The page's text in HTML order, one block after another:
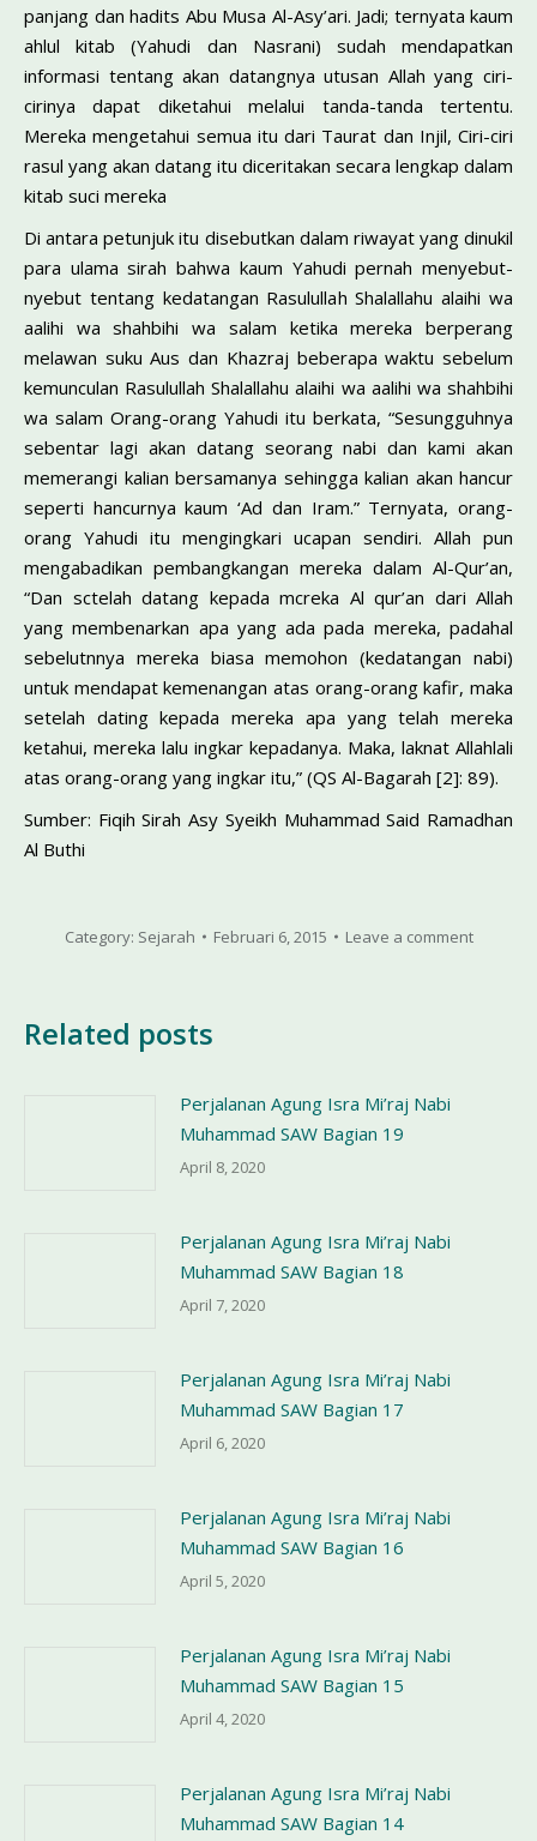
panjang dan hadits Abu Musa Al-Asy’ari. Jadi; ternyata kaum
ahlul kitab (Yahudi dan Nasrani) sudah mendapatkan
informasi tentang akan datangnya utusan Allah yang ciri-
cirinya dapat diketahui melalui tanda-tanda tertentu.
Mereka mengetahui semua itu dari Taurat dan Injil, Ciri-ciri
rasul yang akan datang itu diceritakan secara lengkap dalam
kitab suci mereka
Di antara petunjuk itu disebutkan dalam riwayat yang dinukil
para ulama sirah bahwa kaum Yahudi pernah menyebut-
nyebut tentang kedatangan Rasulullah Shalallahu alaihi wa
aalihi wa shahbihi wa salam ketika mereka berperang
melawan suku Aus dan Khazraj beberapa waktu sebelum
kemunculan Rasulullah Shalallahu alaihi wa aalihi wa shahbihi
wa salam Orang-orang Yahudi itu berkata, “Sesungguhnya
sebentar lagi akan datang seorang nabi dan kami akan
memerangi kalian bersamanya sehingga kalian akan hancur
seperti hancurnya kaum ‘Ad dan Iram.” Ternyata, orang-
orang Yahudi itu mengingkari ucapan sendiri. Allah pun
mengabadikan pembangkangan mereka dalam Al-Qur’an,
“Dan sctelah datang kepada mcreka Al qur’an dari Allah
yang membenarkan apa yang ada pada mereka, padahal
sebelutnnya mereka biasa memohon (kedatangan nabi)
untuk mendapat kemenangan atas orang-orang kafir, maka
setelah dating kepada mereka apa yang telah mereka
ketahui, mereka lalu ingkar kepadanya. Maka, laknat Allahlali
atas orang-orang yang ingkar itu,” (QS Al-Bagarah [2]: 89).
Sumber: Fiqih Sirah Asy Syeikh Muhammad Said Ramadhan
Al Buthi
Category: Sejarah Februari 6, 2015 Leave a comment
Related posts
Perjalanan Agung Isra Mi’raj Nabi
Muhammad SAW Bagian 19
April 8, 2020
Perjalanan Agung Isra Mi’raj Nabi
Muhammad SAW Bagian 18
April 7, 2020
Perjalanan Agung Isra Mi’raj Nabi
Muhammad SAW Bagian 17
April 6, 2020
Perjalanan Agung Isra Mi’raj Nabi
Muhammad SAW Bagian 16
April 5, 2020
Perjalanan Agung Isra Mi’raj Nabi
Muhammad SAW Bagian 15
April 4, 2020
Perjalanan Agung Isra Mi’raj Nabi
Muhammad SAW Bagian 14